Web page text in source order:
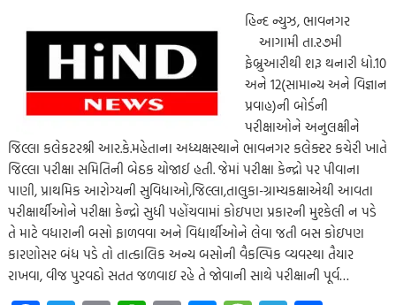
હિન્દ ન્યુઝ, ભાવનગર
આગામી તા.ર૭મી
ફેબ્રુઆરીથી શરૂ થનારી ધો.10
અને 12(સામાન્ય અને વિજ્ઞાન
પ્રવાહ)ની બોર્ડની
પરીક્ષાઓને અનુલક્ષીને
જિલ્લા કલેકટરશ્રી આર.કે.મહેતાના અધ્યક્ષસ્થાને ભાવનગર કલેક્ટર કચેરી ખાતે
જિલ્લા પરીક્ષા સમિતિની બેઠક યોજાઈ હતી. જેમાં પરીક્ષા કેન્દ્રો પર પીવાના
પાણી, પ્રાથમિક આરોગ્યની સુવિધાઓ,જિલ્લા,તાલુકા-ગ્રામ્યકક્ષાએથી આવતા
પરીક્ષાર્થીઓને પરીક્ષા કેન્દ્રો સુધી પહોંચવામાં કોઇપણ પ્રકારની મુશ્કેલી ન પડે
તે માટે વધારાની બસો ફાળવવા અને વિદ્યાર્થીઓને લેવા જતી બસ કોઇપણ
કારણોસર બંધ પડે તો તાત્કાલિક અન્ય બસોની વૈકલ્પિક વ્યવસ્થા તૈયાર
રાખવા, વીજ પુરવઠો સતત જળવાઇ રહે તે જોવાની સાથે પરીક્ષાની પૂર્વ…